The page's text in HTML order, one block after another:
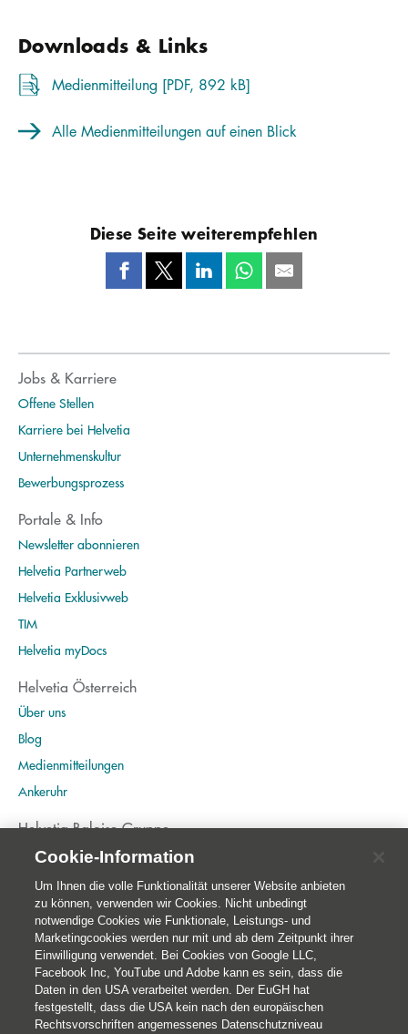
Downloads & Links
Medienmitteilung [PDF, 892 kB]
Alle Medienmitteilungen auf einen Blick
Diese Seite weiterempfehlen
Jobs & Karriere
Offene Stellen
Karriere bei Helvetia
Unternehmenskultur
Bewerbungsprozess
Portale & Info
Newsletter abonnieren
Helvetia Partnerweb
Helvetia Exklusivweb
TIM
Helvetia myDocs
Helvetia Österreich
Über uns
Blog
Medienmitteilungen
Ankeruhr
Helvetia Baloise Gruppe
Home
Publikationen
Nachhaltigkeit
Cookie-Information
Um Ihnen die volle Funktionalität unserer Website anbieten
zu können, verwenden wir Cookies. Nicht unbedingt
notwendige Cookies wie Funktionale, Leistungs- und
Marketingcookies werden nur mit und ab dem Zeitpunkt ihrer
Einwilligung verwendet. Bei Cookies von Google LLC,
Facebook Inc, YouTube und Adobe kann es sein, dass die
Daten in den USA verarbeitet werden. Der EuGH hat
festgestellt, dass die USA kein nach den europäischen
Rechtsvorschriften angemessenes Datenschutzniveau